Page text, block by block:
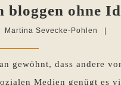
bloggen ohne
Martina Sevecke-Pohlen
gewöhnt, dass andere
Medien genügt es